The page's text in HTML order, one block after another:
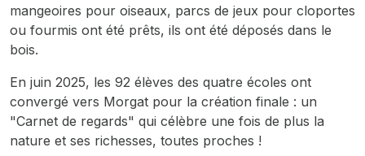
mangeoires pour oiseaux, parcs de jeux pour cloportes
ou fourmis ont été prêts, ils ont été déposés dans le
bois.
En juin 2025, les 92 élèves des quatre écoles ont
convergé vers Morgat pour la création finale : un
"Carnet de regards" qui célèbre une fois de plus la
nature et ses richesses, toutes proches !